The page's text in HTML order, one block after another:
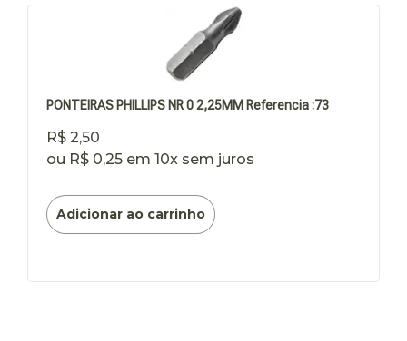
PONTEIRAS PHILLIPS NR 0 2,25MM Referencia :73
R$ 2,50
ou R$ 0,25 em 10x sem juros
Adicionar ao carrinho